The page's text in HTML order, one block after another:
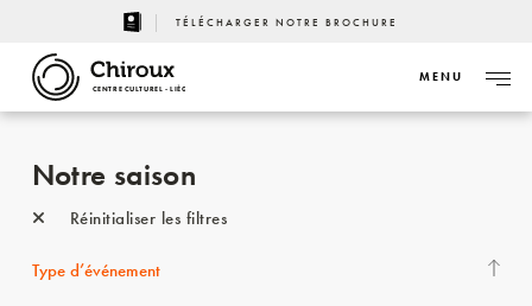
TÉLÉCHARGER NOTRE BROCHURE
CENTRE CULTUREL - LIÈGE
MENU
Notre saison
Réinitialiser les filtres
Type d’événement